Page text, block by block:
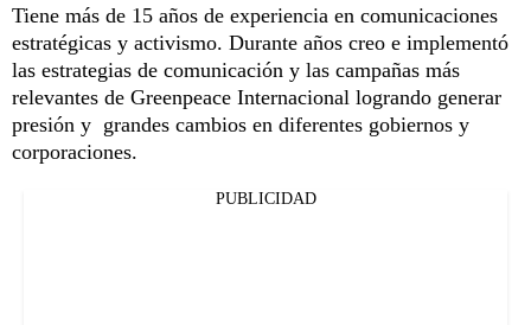
Tiene más de 15 años de experiencia en comunicaciones
estratégicas y activismo. Durante años creo e implementó
las estrategias de comunicación y las campañas más
relevantes de Greenpeace Internacional logrando generar
presión y grandes cambios en diferentes gobiernos y
corporaciones.
PUBLICIDAD